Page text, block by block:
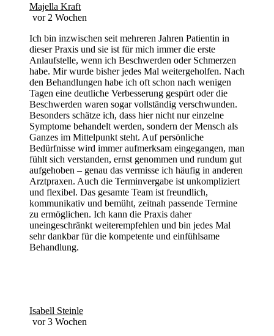
Majella Kraft
vor 2 Wochen
Ich bin inzwischen seit mehreren Jahren Patientin in
dieser Praxis und sie ist für mich immer die erste
Anlaufstelle, wenn ich Beschwerden oder Schmerzen
habe. Mir wurde bisher jedes Mal weitergeholfen. Nach
den Behandlungen habe ich oft schon nach wenigen
Tagen eine deutliche Verbesserung gespürt oder die
Beschwerden waren sogar vollständig verschwunden.
Besonders schätze ich, dass hier nicht nur einzelne
Symptome behandelt werden, sondern der Mensch als
Ganzes im Mittelpunkt steht. Auf persönliche
Bedürfnisse wird immer aufmerksam eingegangen, man
fühlt sich verstanden, ernst genommen und rundum gut
aufgehoben – genau das vermisse ich häufig in anderen
Arztpraxen. Auch die Terminvergabe ist unkompliziert
und flexibel. Das gesamte Team ist freundlich,
kommunikativ und bemüht, zeitnah passende Termine
zu ermöglichen. Ich kann die Praxis daher
uneingeschränkt weiterempfehlen und bin jedes Mal
sehr dankbar für die kompetente und einfühlsame
Behandlung.
Isabell Steinle
vor 3 Wochen